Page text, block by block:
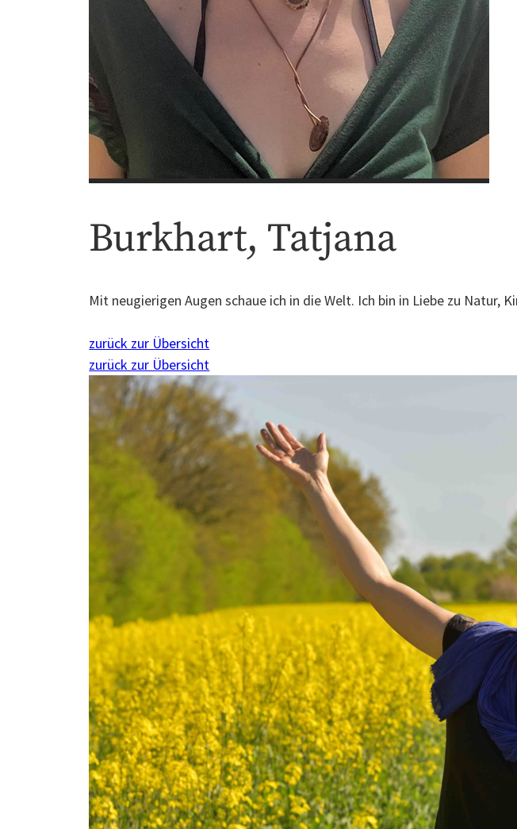
Burkhart, Tatjana
Mit neugierigen Augen schaue ich in die Welt. Ich bin in Liebe zu Natur,
zurück zur Übersicht
zurück zur Übersicht